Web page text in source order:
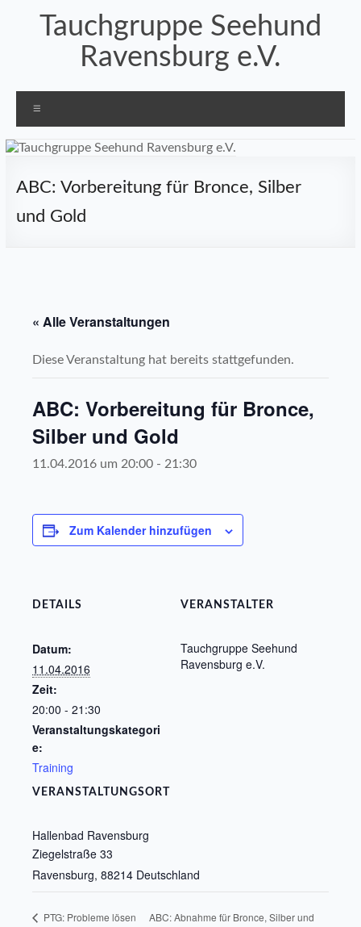
springenTauchgruppe Seehund
Ravensburg e.V.
ABC: Vorbereitung für Bronce, Silber
und Gold
« Alle Veranstaltungen
Diese Veranstaltung hat bereits stattgefunden.
ABC: Vorbereitung für Bronce,
Silber und Gold
11.04.2016 um 20:00- 21:30
Zum Kalender hinzufügen
DETAILS
Datum:
11.04.2016
Zeit:
20:00 - 21:30
Veranstaltungskategori
e:
Training
VERANSTALTUNGSORT
Hallenbad Ravensburg
Ziegelstraße 33
Ravensburg, 88214 Deutschland
VERANSTALTER
Tauchgruppe Seehund
Ravensburg e.V.
PTG: Probleme lösen
ABC: Abnahme für Bronce, Silber und